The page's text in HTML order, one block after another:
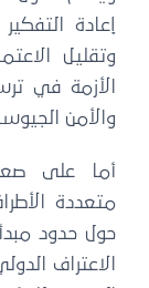
إعادة
وتقليل
الأزمة في
والأمن
أما على
متعددة
حول حدود
الاعتراف